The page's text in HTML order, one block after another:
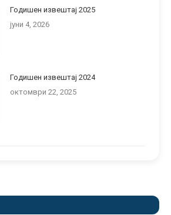
Годишен извештај 2025
јуни 4, 2026
Годишен извештај 2024
октомври 22, 2025